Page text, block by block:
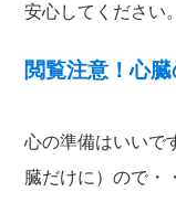
安心してください
閲覧注意！心
心の準備はいいで
臓だけに）ので・